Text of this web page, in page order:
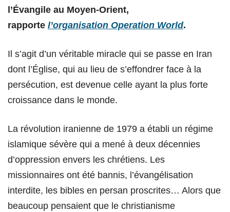
l’Évangile au Moyen-Orient,
rapporte l’organisation Operation World.
Il s’agit d’un véritable miracle qui se passe en Iran
dont l’Église, qui au lieu de s’effondrer face à la
persécution, est devenue celle ayant la plus forte
croissance dans le monde.
La révolution iranienne de 1979 a établi un régime
islamique sévère qui a mené à deux décennies
d’oppression envers les chrétiens. Les
missionnaires ont été bannis, l’évangélisation
interdite, les bibles en persan proscrites… Alors que
beaucoup pensaient que le christianisme